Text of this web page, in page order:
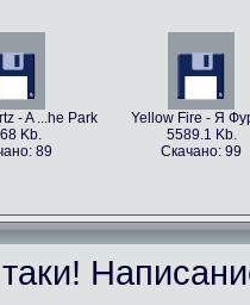
- A ...he Park
Kb.
89
Yellow Fire - Я
5589.1 Kb.
Скачано: 99